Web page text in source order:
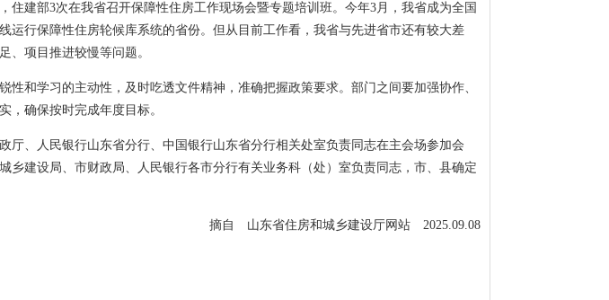
住建部3次在我省召开保障性住房工作现场会暨专题培训班。今年3月，我省成为全国
运行保障性住房轮候库系统的省份。但从目前工作看，我省与先进省市还有较大差
、项目推进较慢等问题。
性和学习的主动性，及时吃透文件精神，准确把握政策要求。部门之间要加强协作、
，确保按时完成年度目标。
厅、人民银行山东省分行、中国银行山东省分行相关处室负责同志在主会场参加会
乡建设局、市财政局、人民银行各市分行有关业务科（处）室负责同志，市、县确定
摘自 山东省住房和城乡建设厅网站 2025.09.08